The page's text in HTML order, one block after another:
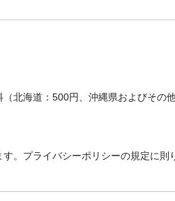
北海道：500円、沖縄県およびそ
。プライバシーポリシーの規定に則